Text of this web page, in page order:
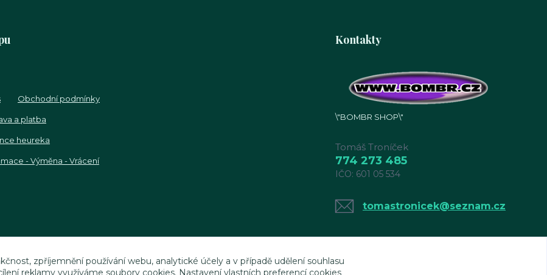
Obchodní podmínky
a platba
heureka
- Výměna - Vrácení
Kontakty
\"BOMBR SHOP\"
Tomáš Troníček
774 273 485
IČO: 601 05 534
tomastronicek@seznam.cz
zpříjemnění používání webu, analytické účely a v případě udělení souhlasu
reklamy využíváme soubory cookies. Nastavení vlastních preferencí cookies